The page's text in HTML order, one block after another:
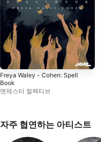
Freya Waley - Cohen: Spell
Book
맨체스터 컬렉티브
자주 협연하는 아티스트